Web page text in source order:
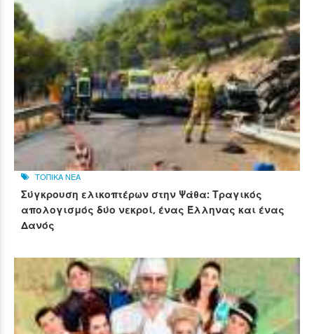
ΤΟΠΙΚΑ ΝΕΑ
Σύγκρουση ελικοπτέρων στην Ψάθα: Τραγικός
απολογισμός δύο νεκροί, ένας Έλληνας και ένας
Δανός